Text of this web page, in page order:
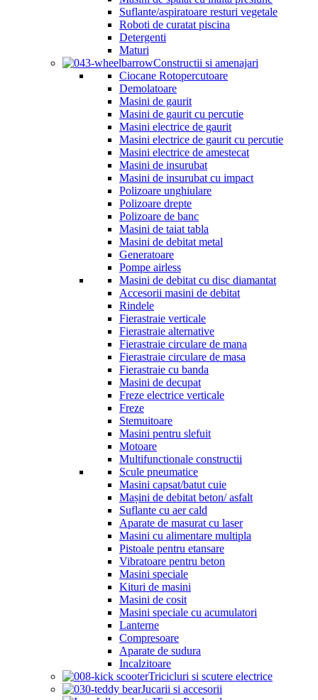
Suflante/aspiratoare resturi vegetale
Roboti de curatat piscina
Detergenti
Maturi
Constructii si amenajari
Ciocane Rotopercutoare
Demolatoare
Masini de gaurit
Masini de gaurit cu percutie
Masini electrice de gaurit
Masini electrice de gaurit cu percutie
Masini electrice de amestecat
Masini de insurubat
Masini de insurubat cu impact
Polizoare unghiulare
Polizoare drepte
Polizoare de banc
Masini de taiat tabla
Masini de debitat metal
Generatoare
Pompe airless
Masini de debitat cu disc diamantat
Accesorii masini de debitat
Rindele
Fierastraie verticale
Fierastraie alternative
Fierastraie circulare de mana
Fierastraie circulare de masa
Fierastraie cu banda
Masini de decupat
Freze electrice verticale
Freze
Stemuitoare
Masini pentru slefuit
Motoare
Multifunctionale constructii
Scule pneumatice
Masini capsat/batut cuie
Mașini de debitat beton/ asfalt
Suflante cu aer cald
Aparate de masurat cu laser
Masini cu alimentare multipla
Pistoale pentru etansare
Vibratoare pentru beton
Masini speciale
Kituri de masini
Masini de cosit
Masini speciale cu acumulatori
Lanterne
Compresoare
Aparate de sudura
Incalzitoare
Tricicluri si scutere electrice
Jucarii si accesorii